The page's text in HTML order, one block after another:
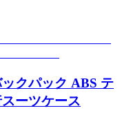
クパック ABS テ
ーツケース